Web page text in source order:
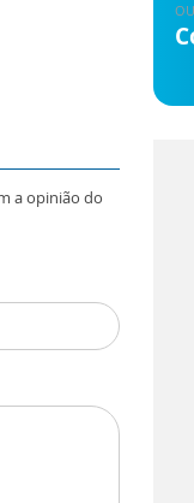
a opinião do